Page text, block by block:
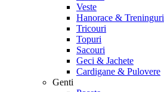
Veste
Hanorace & Treninguri
Tricouri
Topuri
Sacouri
Geci & Jachete
Cardigane & Pulovere
Genti